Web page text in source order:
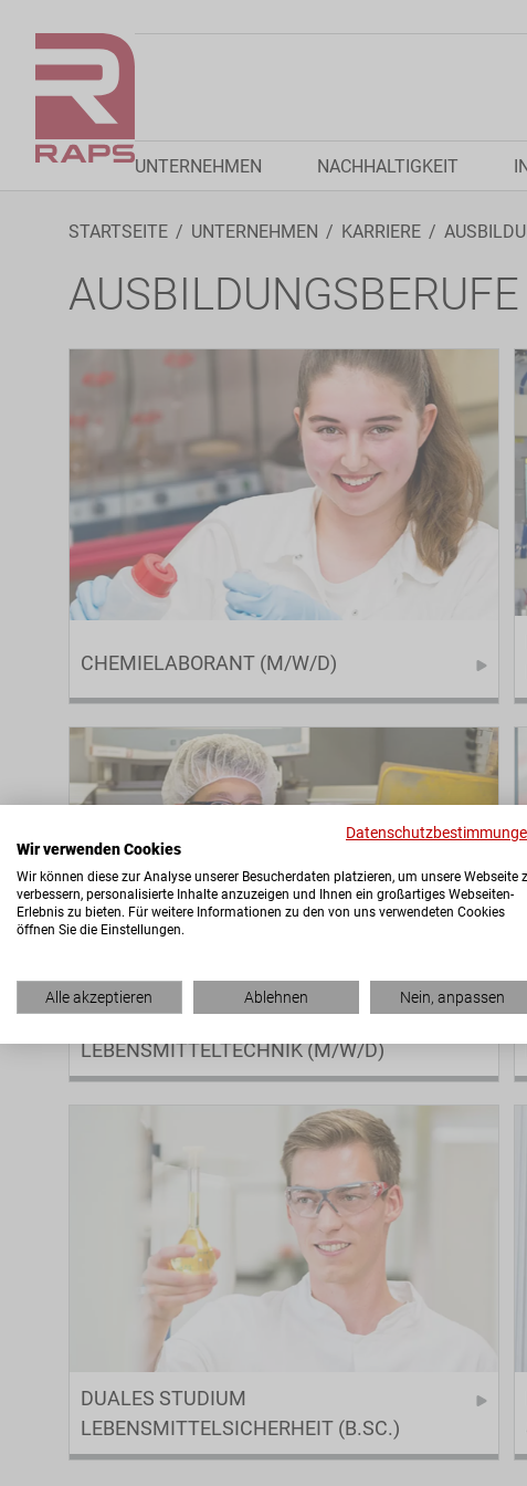
UNTERNEHMEN NACHHALTIGKEIT
STARTSEITE UNTERNEHMEN KARRIERE
CHEMIELABORANT (M/W/D)
FACHKRAFT FÜR
LEBENSMITTELTECHNIK (M/W/D)
DUALES STUDIUM
LEBENSMITTELSICHERHEIT (B.SC.)
Wir verwenden Cookies
Wir können diese zur Analyse unserer Besucherdaten platzieren, um unsere Webseite
verbessern, personalisierte Inhalte anzuzeigen und Ihnen ein großartiges Webseiten-
Erlebnis zu bieten. Für weitere Informationen zu den von uns verwendeten Cookies
öffnen Sie die Einstellungen.
Alle akzeptieren Ablehnen Nein, anpassen